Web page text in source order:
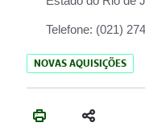
Telefone: (021)
NOVAS AQUISIÇÕES